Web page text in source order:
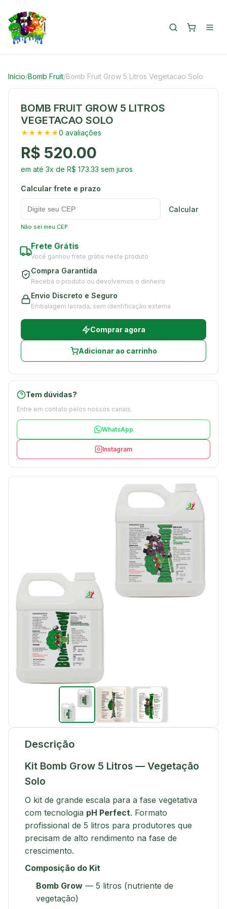
Início/Bomb Fruit/Bomb Fruit Grow 5 Litros Vegetacao Solo
Descrição
Kit Bomb Grow 5 Litros — Vegetação
Solo
O kit de grande escala para a fase vegetativa
com tecnologia pH Perfect. Formato
profissional de 5 litros para produtores que
precisam de alto rendimento na fase de
crescimento.
Composição do Kit
Bomb Grow — 5 litros (nutriente de
vegetação)
BOMB FRUIT GROW 5 LITROS
VEGETACAO SOLO
★★★★★0 avaliações
R$ 520.00
em até 3x de R$ 173.33 sem juros
Calcular frete e prazo
Calcular
Não sei meu CEP
Frete Grátis
Você ganhou frete grátis neste produto
Compra Garantida
Receba o produto ou devolvemos o dinheiro
Envio Discreto e Seguro
Embalagem lacrada, sem identificação externa
Comprar agora
Adicionar ao carrinho
Tem dúvidas?
Entre em contato pelos nossos canais.
WhatsApp
Instagram